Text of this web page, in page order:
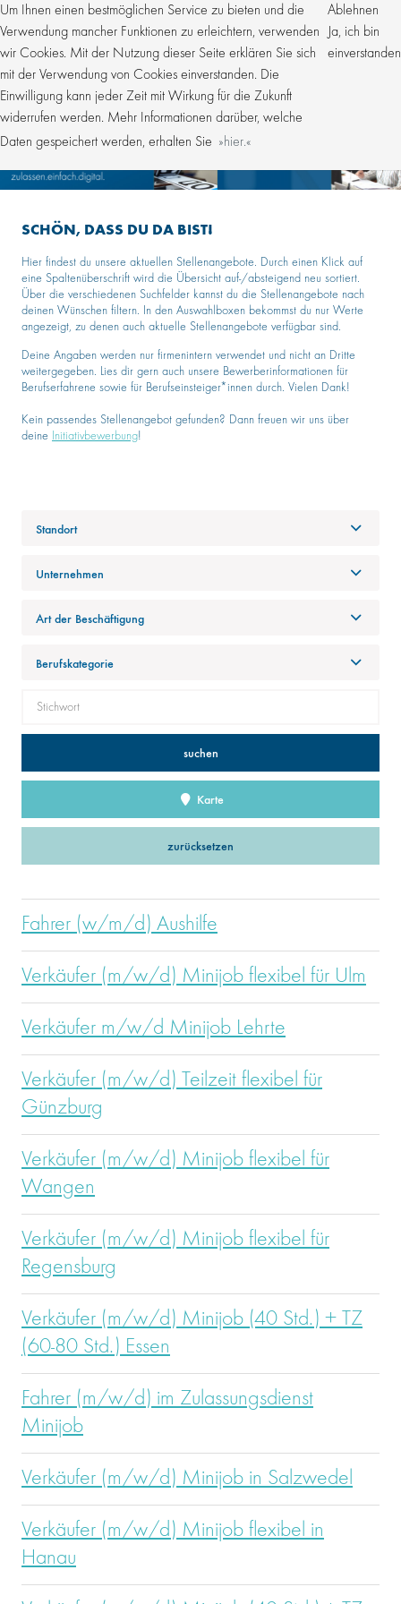
Um Ihnen einen bestmöglichen Service zu bieten und die
Verwendung mancher Funktionen zu erleichtern, verwenden
wir Cookies. Mit der Nutzung dieser Seite erklären Sie sich
mit der Verwendung von Cookies einverstanden. Die
Einwilligung kann jeder Zeit mit Wirkung für die Zukunft
widerrufen werden. Mehr Informationen darüber, welche
Daten gespeichert werden, erhalten Sie
hier.
Ablehnen
Ja, ich bin
einverstanden
SCHÖN, DASS DU DA BIST!
Hier findest du unsere aktuellen Stellenangebote. Durch einen Klick auf
eine Spaltenüberschrift wird die Übersicht auf-/absteigend neu sortiert.
Über die verschiedenen Suchfelder kannst du die Stellenangebote nach
deinen Wünschen filtern. In den Auswahlboxen bekommst du nur Werte
angezeigt, zu denen auch aktuelle Stellenangebote verfügbar sind.
Deine Angaben werden nur firmenintern verwendet und nicht an Dritte
weitergegeben. Lies dir gern auch unsere Bewerberinformationen für
Berufserfahrene sowie für Berufseinsteiger*innen durch. Vielen Dank!
Kein passendes Stellenangebot gefunden? Dann freuen wir uns über
deine
Initiativbewerbung!
Standort
Unternehmen
Art der Beschäftigung
Berufskategorie
zurücksetzen
Karte
suchen
Fahrer (w/m/d) Aushilfe
Verkäufer (m/w/d) Minijob flexibel für Ulm
Verkäufer m/w/d Minijob Lehrte
Verkäufer (m/w/d) Teilzeit flexibel für
Günzburg
Verkäufer (m/w/d) Minijob flexibel für
Wangen
Verkäufer (m/w/d) Minijob flexibel für
Regensburg
Verkäufer (m/w/d) Minijob (40 Std.) + TZ
(60-80 Std.) Essen
Fahrer (m/w/d) im Zulassungsdienst
Minijob
Verkäufer (m/w/d) Minijob in Salzwedel
Verkäufer (m/w/d) Minijob flexibel in
Hanau